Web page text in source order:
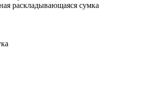
раскладывающаяся сумка